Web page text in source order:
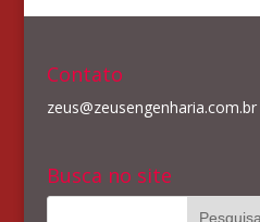
Contato
zeus@zeusengenharia.com.br
Busca no site